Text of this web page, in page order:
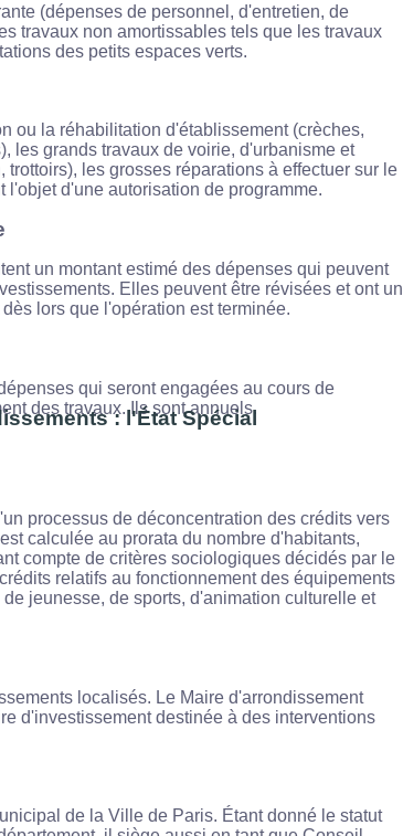
(dépenses de personnel, d'entretien, de
travaux non amortissables tels que les travaux
des petits espaces verts.
ou la réhabilitation d'établissement (crèches,
les grands travaux de voirie, d'urbanisme et
les grosses réparations à effectuer sur le
l'objet d'une autorisation de programme.
un montant estimé des dépenses qui peuvent
Elles peuvent être révisées et ont un
lors que l'opération est terminée.
qui seront engagées au cours de
des travaux. Ils sont annuels.
: l'État Spécial
processus de déconcentration des crédits vers
calculée au prorata du nombre d'habitants,
compte de critères sociologiques décidés par le
relatifs au fonctionnement des équipements
jeunesse, de sports, d'animation culturelle et
localisés. Le Maire d'arrondissement
d'investissement destinée à des interventions
de la Ville de Paris. Étant donné le statut